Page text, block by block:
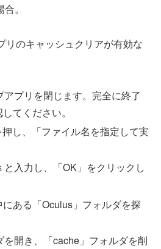
。
リのキャッシュクリアが有効な
プリを閉じます。完全に終了
てください。
し、「ファイル名を指定して実
と入力し、「OK」をクリックし
ある「Oculus」フォルダを探
を開き、「cache」フォルダを削